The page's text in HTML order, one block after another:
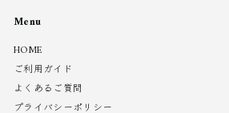
Menu
HOME
ご利用ガイド
よくあるご質問
プライバシーポリシー